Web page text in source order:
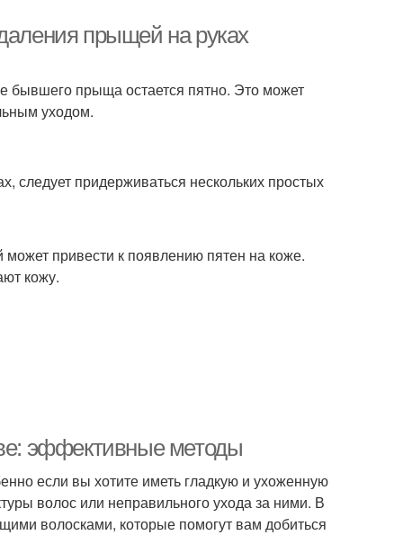
прыщей на руках
бывшего прыща остается пятно. Это может
уходом.
следует придерживаться нескольких простых
привести к появлению пятен на коже.
кожу.
эффективные методы
если вы хотите иметь гладкую и ухоженную
волос или неправильного ухода за ними. В
волосками, которые помогут вам добиться